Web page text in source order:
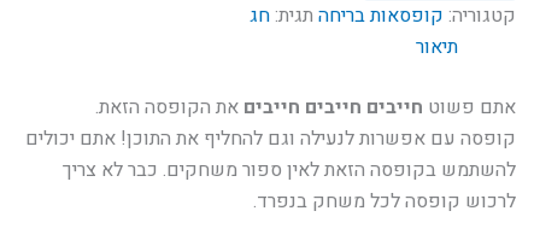
קטגוריה: קופסאות בריחה תגית:חג
תיאור
אתם פשוט חייבים חייבים חייבים את הקופסה הזאת.
קופסה עם אפשרות לנעילה וגם להחליף את התוכן! אתם יכולים
להשתמש בקופסה הזאת לאין ספור משחקים. כבר לא צריך
לרכוש קופסה לכל משחק בנפרד.